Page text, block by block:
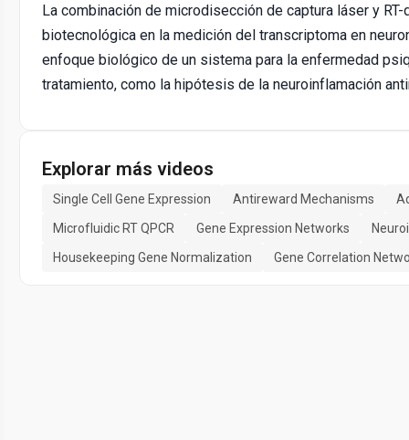
La combinación de microdisección de captura láser y
biotecnológica en la medición del transcriptoma en
enfoque biológico de un sistema para la enfermedad
tratamiento, como la hipótesis de la neuroinflamación
Explorar más videos
Single Cell Gene Expression Antireward Mechanisms
Microfluidic RT QPCR
Gene Expression Networks
Housekeeping Gene Normalization
Gene Correlation